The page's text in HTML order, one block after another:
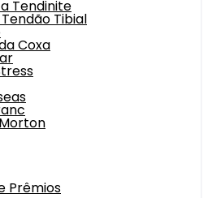
Tendinite
Tibial
Coxa
Prêmios